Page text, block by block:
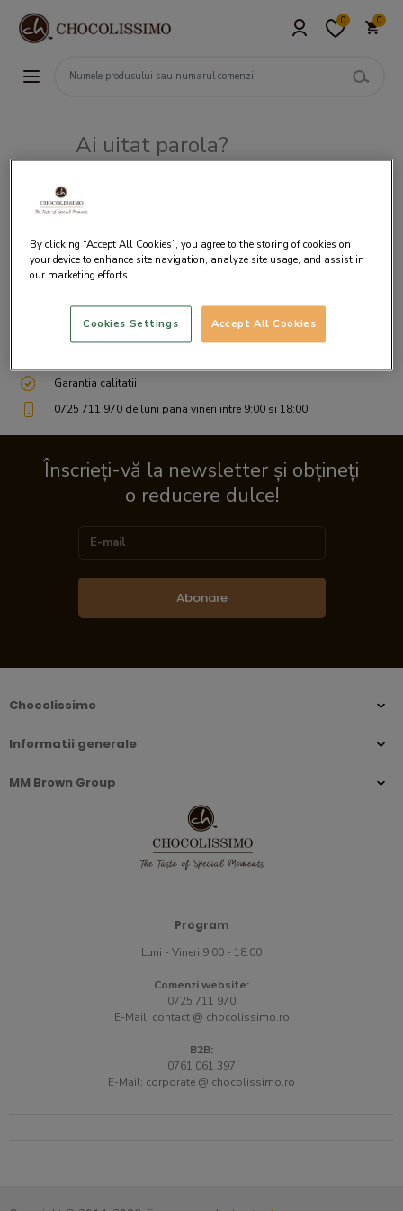
0 0
Ai uitat parola?
Livrare gratuita incepand cu 200 lei
Garantia calitatii
0725 711 970 de luni pana vineri intre 9:00 si 18:00
Înscrieți-vă la newsletter și obțineți
o reducere dulce!
Abonare
Chocolissimo
Informatii generale
MM Brown Group
Program
Luni - Vineri 9:00 - 18:00
Comenzi website:
0725 711 970
E-Mail: contact @ chocolissimo.ro
B2B:
0761 061 397
E-Mail: corporate @ chocolissimo.ro
By clicking “Accept All Cookies”, you agree to the storing of cookies on
your device to enhance site navigation, analyze site usage, and assist in
our marketing efforts.
Accept All Cookies
Cookies Settings